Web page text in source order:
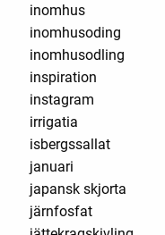
inomhus
inomhusoding
inomhusodling
inspiration
instagram
irrigatia
isbergssallat
januari
japansk skjorta
järnfosfat